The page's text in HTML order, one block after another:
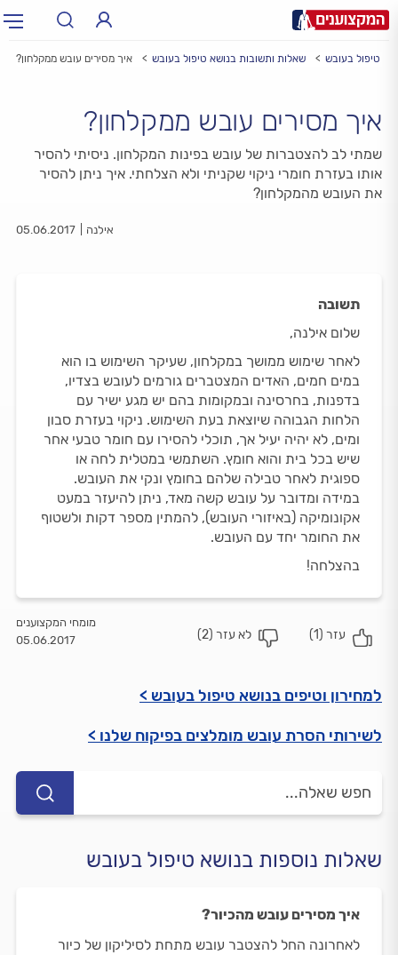
עיר: תל אביב, חיפה…
טיפול בעובש שאלות ותשובות בנושא טיפול בעובש איך מסירים עובש ממקלחון?
איך מסירים עובש ממקלחון?
שמתי לב להצטברות של עובש בפינות המקלחון. ניסיתי להסיר
אותו בעזרת חומרי ניקוי שקניתי ולא הצלחתי. איך ניתן להסיר
את העובש מהמקלחון?
אילנה 05.06.2017
תשובה
שלום אילנה,
לאחר שימוש ממושך במקלחון, שעיקר השימוש בו הוא
במים חמים, האדים המצטברים גורמים לעובש בצדיו,
בדפנות, בחרסינה ובמקומות בהם יש מגע ישיר עם
הלחות הגבוהה שיוצאת בעת השימוש. ניקוי בעזרת סבון
ומים, לא יהיה יעיל אך, תוכלי להסירו עם חומר טבעי אחר
שיש בכל בית והוא חומץ. השתמשי במטלית לחה או
ספוגית לאחר טבילה שלהם בחומץ ונקי את העובש.
במידה ומדובר על עובש קשה מאד, ניתן להיעזר במעט
אקונומיקה (באיזורי העובש), להמתין מספר דקות ולשטוף
את החומר יחד עם העובש.
בהצלחה!
1
)
2
)
מומחי המקצוענים
05.06.2017
למחירון וטיפים בנושא טיפול בעובש >
לשירותי הסרת עובש מומלצים בפיקוח שלנו >
שאלות נוספות בנושא טיפול בעובש
איך מסירים עובש מהכיור?
לאחרונה החל להצטבר עובש מתחת לסיליקון של כיור